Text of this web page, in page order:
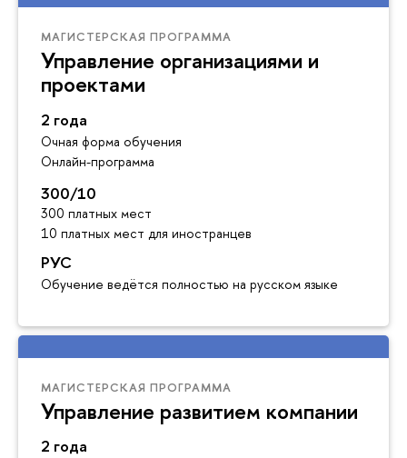
МАГИСТЕРСКАЯ ПРОГРАММА
Управление организациями и
проектами
2 года
Очная форма обучения
Онлайн-программа
300/10
300 платных мест
10 платных мест для иностранцев
РУС
Обучение ведётся полностью на русском языке
МАГИСТЕРСКАЯ ПРОГРАММА
Управление развитием компании
2 года